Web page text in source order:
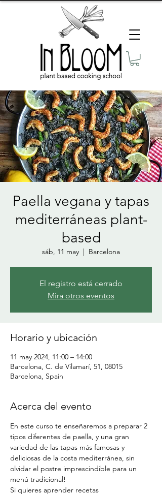
Paella vegana y tapas
mediterráneas plant-
based
sáb, 11 may
  |
Barcelona
El registro está cerrado
Mira otros eventos
Horario y ubicación
11 may 2024, 11:00 – 14:00
Barcelona, C. de Vilamarí, 51, 08015
Barcelona, Spain
Acerca del evento
En este curso te enseñaremos a preparar 2
tipos diferentes de paella, y una gran
variedad de las tapas más famosas y
deliciosas de la costa mediterránea, sin
olvidar el postre imprescindible para un
menú tradicional!
Si quieres aprender recetas